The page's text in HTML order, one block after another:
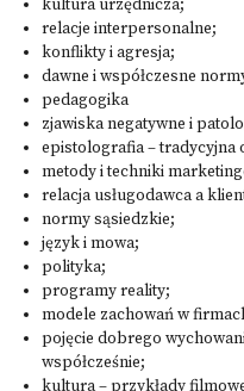
kultura urzędnicza;
relacje interpersonalne;
konflikty i agresja;
dawne i współczesne
pedagogika
zjawiska negatywne i
epistolografia – tradycyjna
metody i techniki
relacja usługodawca a
normy sąsiedzkie;
język i mowa;
polityka;
programy reality;
modele zachowań w
pojęcie dobrego
współcześnie;
kultura – przykłady